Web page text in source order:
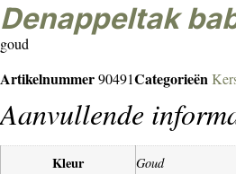
denappeltak
goud
Artikelnummer90491Categorieën
Aanvullende
Kleur Goud